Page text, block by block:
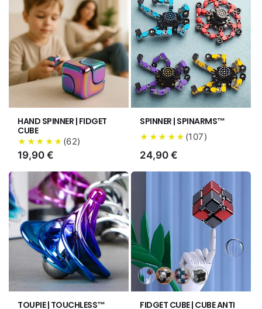
HAND SPINNER | FIDGET
CUBE
★★★★★ (62)
Prix
19,90 €
SPINNER | SPINARMS™
★★★★★ (107)
Prix
24,90 €
TOUPIE | TOUCHLESS™
Variante
épuisée
Variante
épuisée
Variante
épuisée
Variante
épuisée
FIDGET CUBE | CUBE ANTI